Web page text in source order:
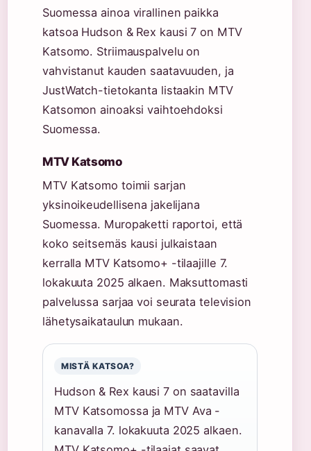
Suomessa ainoa virallinen paikka
katsoa Hudson & Rex kausi 7 on MTV
Katsomo. Striimauspalvelu on
vahvistanut kauden saatavuuden, ja
JustWatch-tietokanta listaakin MTV
Katsomon ainoaksi vaihtoehdoksi
Suomessa.
MTV Katsomo
MTV Katsomo toimii sarjan
yksinoikeudellisena jakelijana
Suomessa. Muropaketti raportoi, että
koko seitsemäs kausi julkaistaan
kerralla MTV Katsomo+ -tilaajille 7.
lokakuuta 2025 alkaen. Maksuttomasti
palvelussa sarjaa voi seurata television
lähetysaikataulun mukaan.
MISTÄ KATSOA?
Hudson & Rex kausi 7 on saatavilla
MTV Katsomossa ja MTV Ava -
kanavalla 7. lokakuuta 2025 alkaen.